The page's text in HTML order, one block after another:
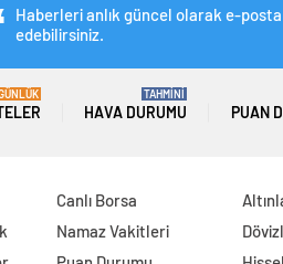
Haberleri anlık güncel olarak e-
edebilirsiniz.
HAVA DURUMU
TAHMİNİ
PUAN
Canlı Borsa
Namaz Vakitleri